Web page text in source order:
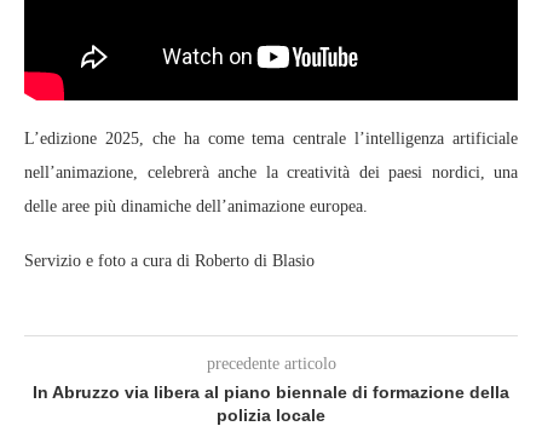
L’edizione 2025, che ha come tema centrale l’intelligenza artificiale
nell’animazione, celebrerà anche la creatività dei paesi nordici, una
delle aree più dinamiche dell’animazione europea.
Servizio e foto a cura di Roberto di Blasio
precedente articolo
In Abruzzo via libera al piano biennale di formazione della
polizia locale